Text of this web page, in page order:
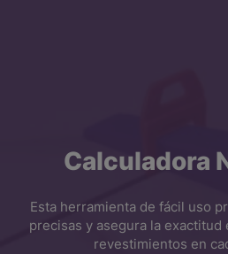
Calculadora
Esta herramienta de fácil uso
precisas y asegura la exactitud
revestimientos en